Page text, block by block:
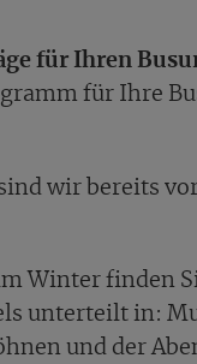
für Ihren
für Ihre
wir bereits
Winter finden
unterteilt in:
und der